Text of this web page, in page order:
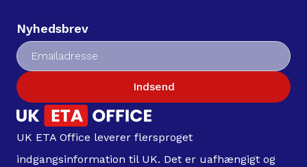
Nyhedsbrev
Indsend
UK ETA Office leverer flersproget
indgangsinformation til UK. Det er uafhængigt og